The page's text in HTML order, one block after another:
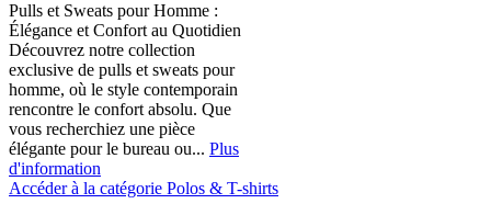
Pulls et Sweats pour Homme :
Élégance et Confort au Quotidien
Découvrez notre collection
exclusive de pulls et sweats pour
homme, où le style contemporain
rencontre le confort absolu. Que
vous recherchiez une pièce
élégante pour le bureau ou... Plus
d'information
Accéder à la catégorie Polos & T-shirts